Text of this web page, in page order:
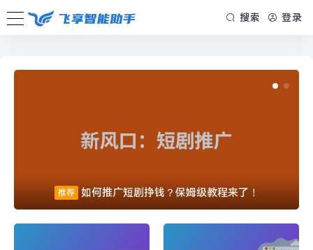
搜索 登录
推荐 如何推广短剧挣钱？保姆级教程来了！